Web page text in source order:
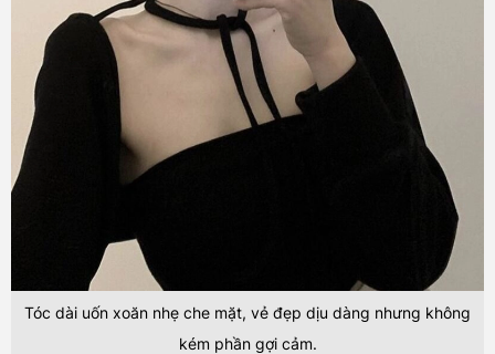
Tóc dài uốn xoăn nhẹ che mặt, vẻ đẹp dịu dàng nhưng không
kém phần gợi cảm.